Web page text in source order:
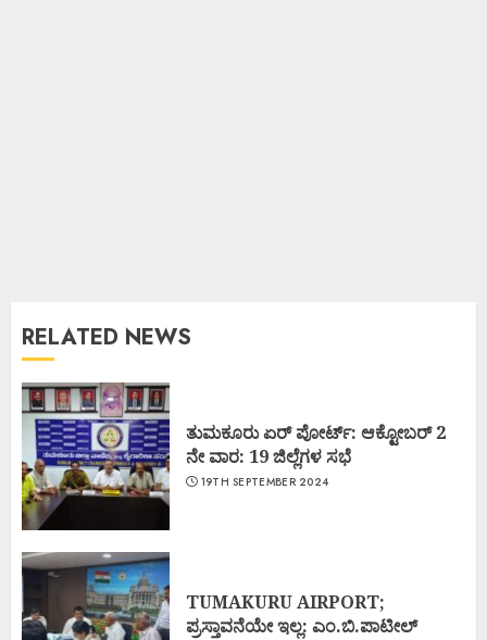
RELATED NEWS
ತುಮಕೂರು ಏರ್ ಪೋರ್ಟ್: ಆಕ್ಟೋಬರ್ 2
ನೇ ವಾರ: 19 ಜಿಲ್ಲೆಗಳ ಸಭೆ
19TH SEPTEMBER 2024
TUMAKURU AIRPORT;
ಪ್ರಸ್ತಾವನೆಯೇ ಇಲ್ಲ: ಎಂ.ಬಿ.ಪಾಟೀಲ್